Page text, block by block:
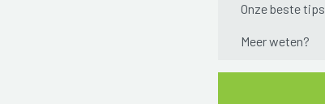
Onze beste tips
Meer weten?